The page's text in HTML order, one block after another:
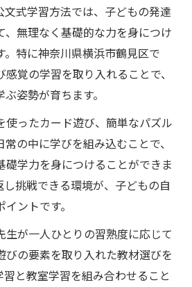
文式学習方法では、子どもの発達
、無理なく基礎的な力を身につけ
。特に神奈川県横浜市鶴見区で
覚の学習を取り入れることで、
姿勢が育ちます。
使ったカード遊び、簡単なパズル
の中に学びを組み込むことで、
礎学力を身につけることができま
挑戦できる環境が、子どもの自
ントです。
生が一人ひとりの習熟度に応じて
びの要素を取り入れた教材選びを
と教室学習を組み合わせること